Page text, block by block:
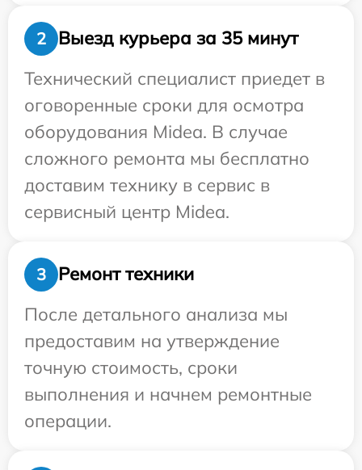
2
Выезд курьера за 35 минут
Технический специалист приедет в
оговоренные сроки для осмотра
оборудования Midea. В случае
сложного ремонта мы бесплатно
доставим технику в сервис в
сервисный центр Midea.
3
Ремонт техники
После детального анализа мы
предоставим на утверждение
точную стоимость, сроки
выполнения и начнем ремонтные
операции.